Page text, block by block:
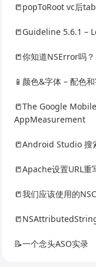
📒popToRoot vc后
📒Guideline 5.6.1 –
📒你知道NSError吗？
📱颜色&字体 – 配色
📒The Google
AppMeasurement
📒Android Studio 搜
📒Apache设置URL重
📒我们应该使用的
📝一个念头ASO实录